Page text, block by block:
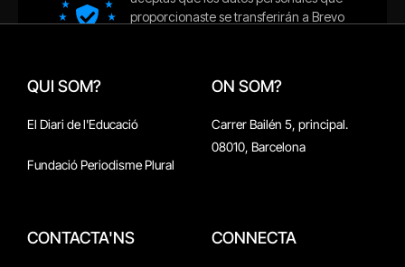
QUI SOM?
El Diari de l'Educació
Fundació Periodisme Plural
ON SOM?
Carrer Bailén 5, principal.
08010, Barcelona
CONTACTA'NS CONNECTA